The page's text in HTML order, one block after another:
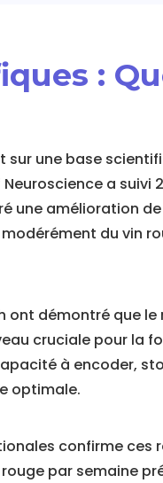
:
sur une base
a suivi
une amélioration de
du vin
ont démontré que le
cruciale pour la
à encoder,
optimale.
confirme ces
par semaine